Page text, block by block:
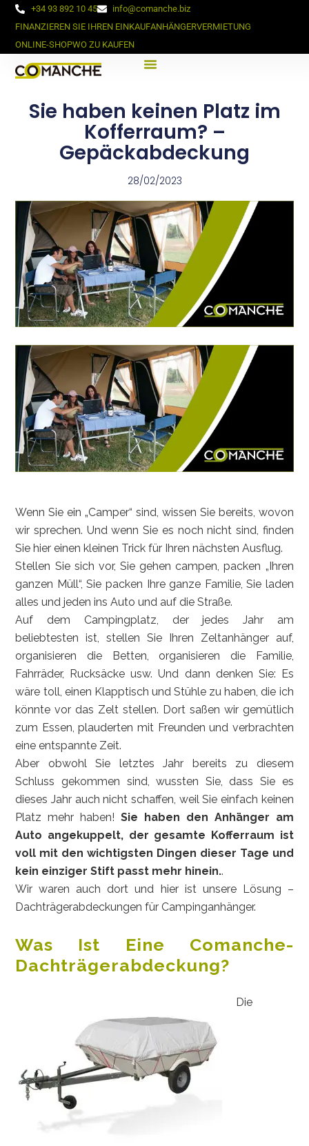
+34 93 892 10 45
info@comanche.biz
FINANZIEREN SIE IHREN EINKAUFANHÄNGERVERMIETUNG
ONLINE-SHOPWO ZU KAUFEN
Sie haben keinen Platz im
Kofferraum? –
Gepäckabdeckung
28/02/2023
Wenn Sie ein „Camper“ sind, wissen Sie bereits, wovon
wir sprechen. Und wenn Sie es noch nicht sind, finden
Sie hier einen kleinen Trick für Ihren nächsten Ausflug.
Stellen Sie sich vor, Sie gehen campen, packen „Ihren
ganzen Müll“, Sie packen Ihre ganze Familie, Sie laden
alles und jeden ins Auto und auf die Straße.
Auf dem Campingplatz, der jedes Jahr am
beliebtesten ist, stellen Sie Ihren Zeltanhänger auf,
organisieren die Betten, organisieren die Familie,
Fahrräder, Rucksäcke usw. Und dann denken Sie: Es
wäre toll, einen Klapptisch und Stühle zu haben, die ich
könnte vor das Zelt stellen. Dort saßen wir gemütlich
zum Essen, plauderten mit Freunden und verbrachten
eine entspannte Zeit.
Aber obwohl Sie letztes Jahr bereits zu diesem
Schluss gekommen sind, wussten Sie, dass Sie es
dieses Jahr auch nicht schaffen, weil Sie einfach keinen
Platz mehr haben!Sie haben den Anhänger am
Auto angekuppelt, der gesamte Kofferraum ist
voll mit den wichtigsten Dingen dieser Tage und
kein einziger Stift passt mehr hinein..
Wir waren auch dort und hier ist unsere Lösung –
Dachträgerabdeckungen für Campinganhänger.
Was Ist Eine Comanche-
Dachträgerabdeckung?
Die